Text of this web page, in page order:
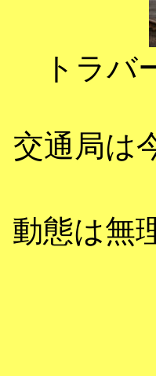
トラバ
交通局は
動態は無